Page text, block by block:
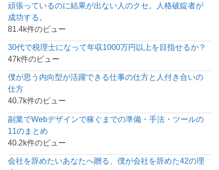
頑張っているのに結果が出ない人のクセ。人格破綻者が
成功する。
81.4k件のビュー
30代で税理士になって年収1000万円以上を目指せるか？
47k件のビュー
僕が思う内向型が活躍できる仕事の仕方と人付き合いの
仕方
40.7k件のビュー
副業でWebデザインで稼ぐまでの準備・手法・ツールの
11のまとめ
40.2k件のビュー
会社を辞めたいあなたへ贈る、僕が会社を辞めた42の理